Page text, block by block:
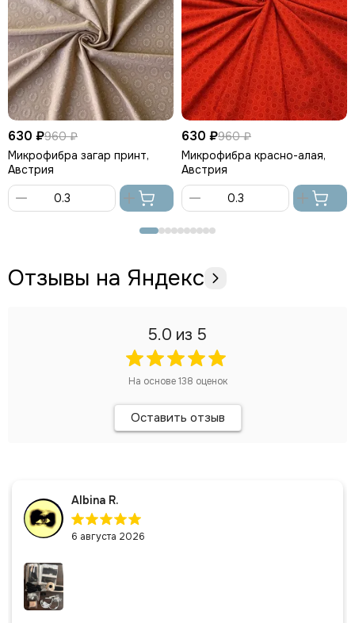
630 ₽960 ₽
Микрофибра загар принт,
Австрия
корзину
630 ₽960 ₽
Микрофибра красно-алая,
Австрия
Отзывы на Яндекс
5.0 из 5
На основе138 оценок
Оставить отзыв
Albina R.
6 августа 2026